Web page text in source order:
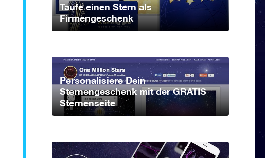
Taufe einen Stern als
Firmengeschenk
Personalisiere Dein
Sternengeschenk mit der GRATIS
Sternenseite